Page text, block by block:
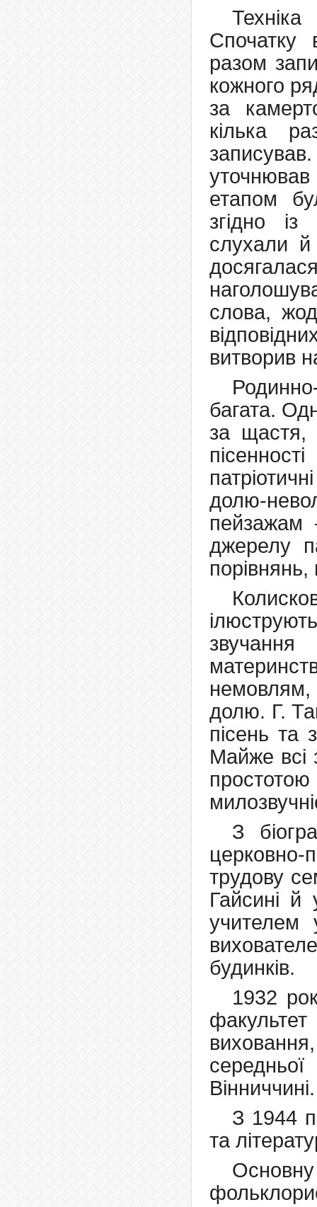
Спочатку
разом
кожного
за
кілька
етапом
згідно із
слухали
слова,
витворив
багата.
за щастя,
долю-
пейзажам
джерелу
порівнянь,
долю. Г.
пісень та
Майже всі
З
церковно-
трудову
Гайсині й
учителем
будинків.
1932
З 1944
та